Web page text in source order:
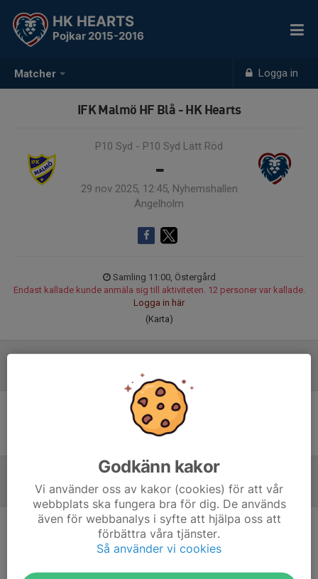
Matcher Logga in
HK HEARTS
Pojkar 2015-2016
IFK Malmö HF Blå - HK Hearts
P10 Syd - P10 Syd Lätt Röd
-
29 nov 2025, 12:45, Nyhemshallen
Ängelholm
Samling 11:00, Östergård
Endast kallade kunde anmäla sig till aktiviteten. 12 personer var kallade.
Logga in här
(Karta)
Ingen uppställning ifylld
Inför match/Referat
Inget referat skrivet
Godkänn kakor
Vi använder oss av kakor (cookies) för att vår
webbplats ska fungera bra för dig. De används
även för webbanalys i syfte att hjälpa oss att
förbättra våra tjänster.
Så använder vi cookies